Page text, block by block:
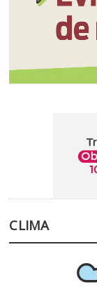
CLIMA